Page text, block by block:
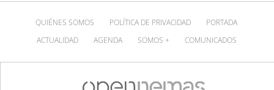
QUIÉNES SOMOS POLÍTICA DE PRIVACIDAD
PORTADA
ACTUALIDAD
AGENDA SOMOS + COMUNICADOS